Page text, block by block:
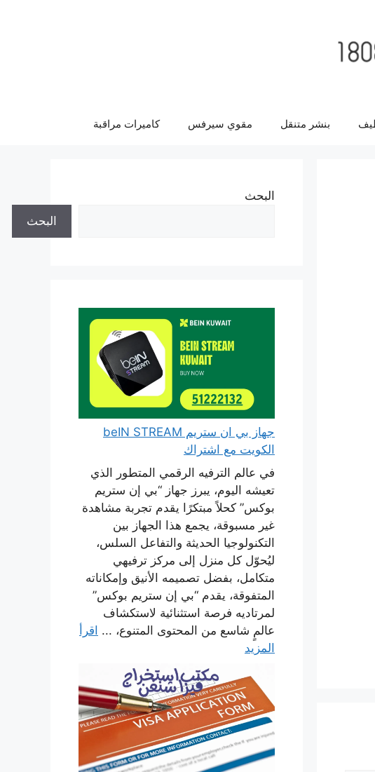
بنشر متنقل مقوي سيرفس كاميرات مراقبة
البحث
البحث
جهاز بي ان ستريم beIN STREAM
الكويت مع اشتراك
في عالم الترفيه الرقمي المتطور الذي
تعيشه اليوم، يبرز جهاز “بي إن ستريم
بوكس” كحلاً مبتكرًا يقدم تجربة مشاهدة
غير مسبوقة، يجمع هذا الجهاز بين
التكنولوجيا الحديثة والتفاعل السلس،
ليُحوّل كل منزل إلى مركز ترفيهي
متكامل، بفضل تصميمه الأنيق وإمكاناته
المتفوقة، يقدم “بي إن ستريم بوكس”
لمرتاديه فرصة استثنائية لاستكشاف
عالمٍ شاسع من المحتوى المتنوع، ... اقرأ
المزيد